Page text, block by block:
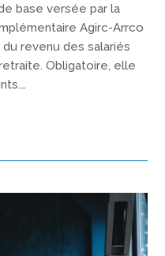
base versée par la
Agirc-Arrco
revenu des salariés
Obligatoire, elle